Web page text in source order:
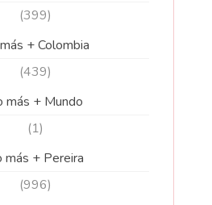
(399)
+ Colombia
(439)
más + Mundo
(1)
más + Pereira
(996)